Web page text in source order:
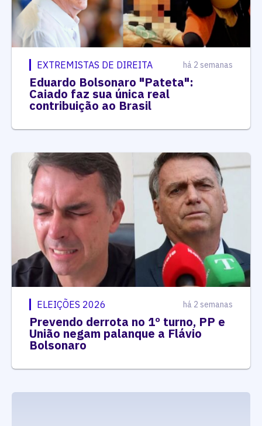
EXTREMISTAS DE DIREITA há 2 semanas
Eduardo Bolsonaro "Pateta":
Caiado faz sua única real
contribuição ao Brasil
ELEIÇÕES 2026 há 2 semanas
Prevendo derrota no 1º turno, PP e
União negam palanque a Flávio
Bolsonaro